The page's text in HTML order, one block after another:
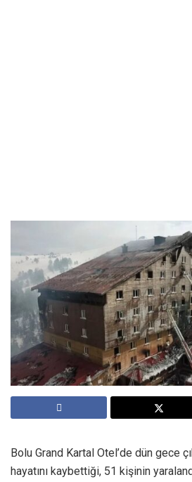
Bolu Grand Kartal Otel’de dün gece
hayatını kaybettiği, 51 kişinin